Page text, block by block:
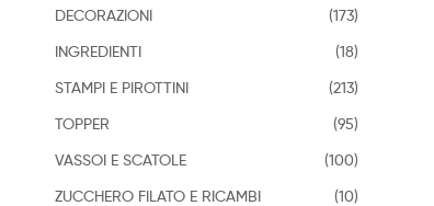
DECORAZIONI
(173)
INGREDIENTI
(18)
STAMPI E PIROTTINI
(213)
TOPPER
(95)
VASSOI E SCATOLE
(100)
ZUCCHERO FILATO E RICAMBI
(10)